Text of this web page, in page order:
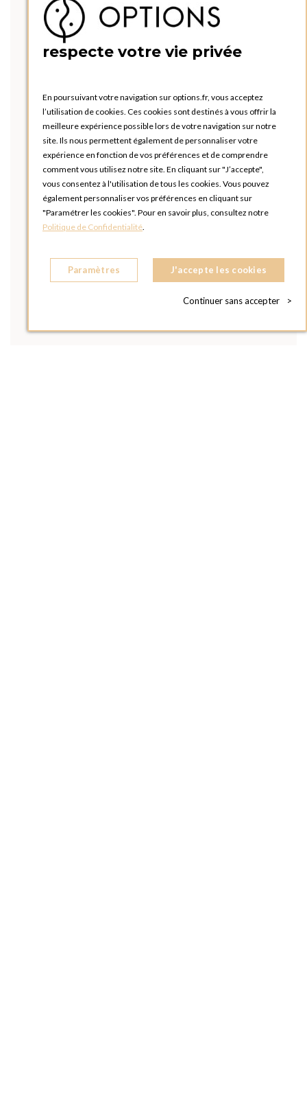
respecte votre vie privée
En poursuivant votre navigation sur options.fr, vous acceptez
l’utilisation de cookies. Ces cookies sont destinés à vous offrir la
meilleure expérience possible lors de votre navigation sur notre
site. Ils nous permettent également de personnaliser votre
expérience en fonction de vos préférences et de comprendre
comment vous utilisez notre site. En cliquant sur "J’accepte",
vous consentez à l'utilisation de tous les cookies. Vous pouvez
également personnaliser vos préférences en cliquant sur
"Paramétrer les cookies". Pour en savoir plus, consultez notre
Politique de Confidentialité.
Paramètres J'accepte les cookies
Continuer sans accepter >